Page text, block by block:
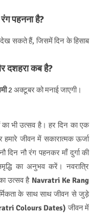
पहनना है?
सकते हैं, जिसमें दिन के हिसाब
दशहरा कब है?
2 अक्टूबर को मनाई जाएगी।
का भी उत्सव है। हर दिन का एक
जीवन में सकारात्मक ऊर्जा
दिन नौ रंग पहनकर माँ दुर्गा की
का अनुभव करें।नवरात्रि
उत्सव है Navratri Ke Rang
के साथ साथ जीवन से जुड़े
Colours Dates)जीवन में